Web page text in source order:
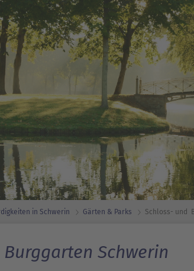
in Schwerin Gärten & Parks Schloss- und
Schwerin